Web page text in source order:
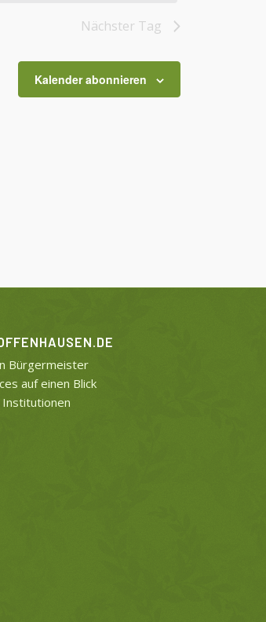
Nächster Tag
Kalender abonnieren
Bürgermeister
auf einen Blick
Institutionen